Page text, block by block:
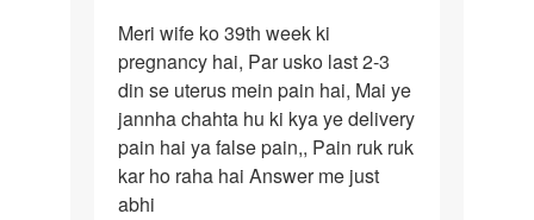
Meri
wife
ko
39th
week
ki
Meri wife ko 39th week ki
pregnancy hai, Par usko last 2-3
din se uterus mein pain hai, Mai ye
jannha chahta hu ki kya ye delivery
pain hai ya false pain,, Pain ruk ruk
kar ho raha hai Answer me just
abhi